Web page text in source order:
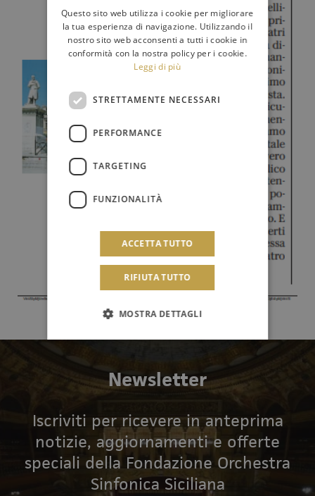
Newsletter
Iscriviti per ricevere in anteprima
notizie, aggiornamenti e offerte
speciali della Fondazione Orchestra
Sinfonica Siciliana
Questo sito web utilizza i cookie per migliorare
la tua esperienza di navigazione. Utilizzando il
nostro sito web acconsenti a tutti i cookie in
conformità con la nostra policy per i cookie.
Leggi di più
STRETTAMENTE NECESSARI
PERFORMANCE
TARGETING
FUNZIONALITÀ
ACCETTA TUTTO
RIFIUTA TUTTO
MOSTRA DETTAGLI